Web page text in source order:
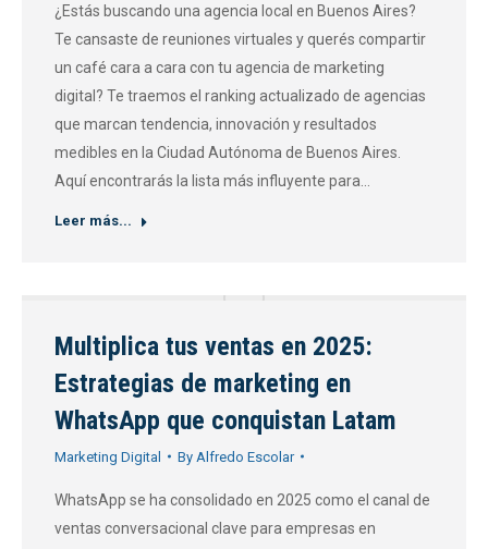
¿Estás buscando una agencia local en Buenos Aires?
Te cansaste de reuniones virtuales y querés compartir
un café cara a cara con tu agencia de marketing
digital? Te traemos el ranking actualizado de agencias
que marcan tendencia, innovación y resultados
medibles en la Ciudad Autónoma de Buenos Aires.
Aquí encontrarás la lista más influyente para…
Leer más...
Multiplica tus ventas en 2025:
Estrategias de marketing en
WhatsApp que conquistan Latam
Marketing Digital By Alfredo Escolar
WhatsApp se ha consolidado en 2025 como el canal de
ventas conversacional clave para empresas en